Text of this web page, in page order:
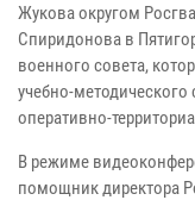
Жукова округом
Спиридонова в
военного совета,
учебно-
оперативно-
В режиме
помощник директора